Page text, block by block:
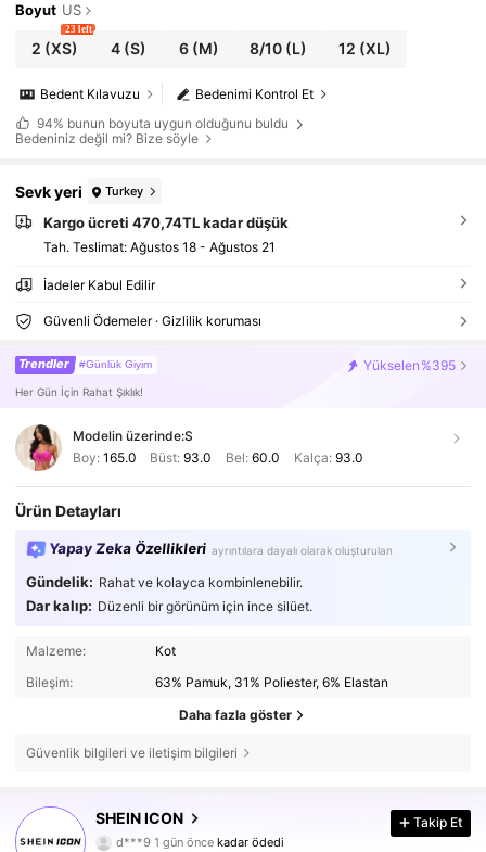
Boyut US
2 (XS)
23 left
4(S) 6(M) 8/10 (L) 12 (XL)
Bedenimi Kontrol Et
Bedent Kılavuzu
94% bunun boyuta uygun olduğunu buldu
Bedeniniz değil mi? Bize söyle
Sevk yeri Turkey
Kargo ücreti 470,74TL kadar düşük
Tah. Teslimat: Ağustos 18 - Ağustos 21
İadeler Kabul Edilir
Güvenli Ödemeler · Gizlilik koruması
Trendler #Günlük Giyim Yükselen %395
Her Gün İçin Rahat Şıklık!
Modelin üzerinde:S
Boy: 165.0 Büst:93.0 Bel: 60.0 Kalça: 93.0
Ürün Detayları
Yapay Zeka Özellikleri ayrıntılara dayalı olarak oluşturulan
Gündelik: Rahat ve kolayca kombinlenebilir.
Dar kalıp: Düzenli bir görünüm için ince silüet.
Malzeme:
Kot
Bileşim:
63% Pamuk, 31% Poliester, 6% Elastan
Daha fazla göster
Güvenlik bilgileri ve iletişim bilgileri
SHEIN ICON
4,84
1.8M Takipçiler
d***9 1 gün önce
j***7 10 dakika önce'i takip etti
Takip Et